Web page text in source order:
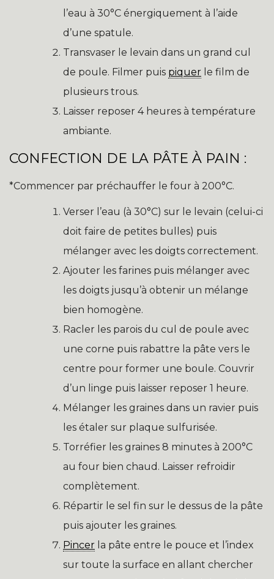
l’eau à 30°C énergiquement à l’aide
d’une spatule.
Transvaser le levain dans un grand cul
de poule. Filmer puis piquer le film de
plusieurs trous.
Laisser reposer 4 heures à température
ambiante.
CONFECTION DE LA PÂTE À PAIN :
*Commencer par préchauffer le four à 200°C.
Verser l’eau (à 30°C) sur le levain (celui-ci
doit faire de petites bulles) puis
mélanger avec les doigts correctement.
Ajouter les farines puis mélanger avec
les doigts jusqu’à obtenir un mélange
bien homogène.
Racler les parois du cul de poule avec
une corne puis rabattre la pâte vers le
centre pour former une boule. Couvrir
d’un linge puis laisser reposer 1 heure.
Mélanger les graines dans un ravier puis
les étaler sur plaque sulfurisée.
Torréfier les graines 8 minutes à 200°C
au four bien chaud. Laisser refroidir
complètement.
Répartir le sel fin sur le dessus de la pâte
puis ajouter les graines.
Pincer la pâte entre le pouce et l’index
sur toute la surface en allant chercher